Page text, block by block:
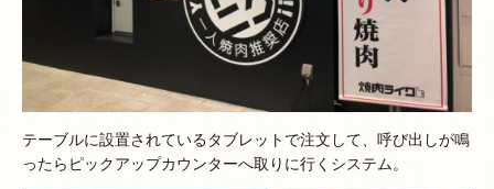
テーブルに設置されているタブレットで注文して、呼び出しが鳴
ったらピックアップカウンターへ取りに行くシステム。